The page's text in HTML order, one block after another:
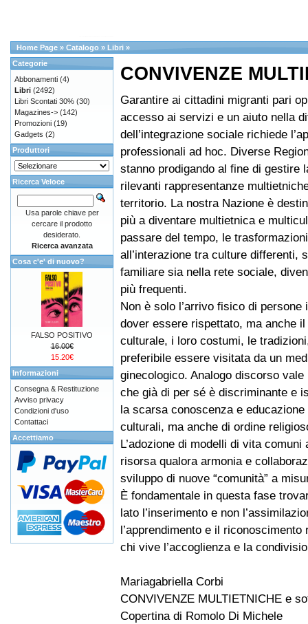
Home Page » Catalogo » Libri »
CONVIVENZE
Garantire ai cittadini migranti pari
accesso ai servizi e un aiuto nella
dell’integrazione sociale richiede
professionali ad hoc. Diverse
stanno prodigando al fine di gestire
rilevanti rappresentanze
territorio. La nostra Nazione è
più a diventare multietnica e
passare del tempo, le
all’interazione tra culture differenti,
familiare sia nella rete sociale,
più frequenti.
Non è solo l’arrivo fisico di persone
dover essere rispettato, ma anche
culturale, i loro costumi, le
preferibile essere visitata da un
ginecologico. Analogo discorso
che già di per sé è discriminante e
la scarsa conoscenza e
culturali, ma anche di ordine
L’adozione di modelli di vita
risorsa qualora armonia e
sviluppo di nuove “comunità” a
È fondamentale in questa fase
lato l’inserimento e non
l’apprendimento e il
chi vive l’accoglienza e la
Mariagabriella Corbi
CONVIVENZE MULTIETNICHE e
Copertina di Romolo Di Michele
Categorie
Abbonamenti (4)
Libri (2492)
Libri Scontati 30% (30)
Magazines-> (142)
Promozioni (19)
Gadgets (2)
Produttori
Ricerca Veloce
Usa parole chiave per
cercare il prodotto
desiderato.
Ricerca avanzata
Cosa c'e' di nuovo?
FALSO POSITIVO
16.00€
15.20€
Informazioni
Consegna & Restituzione
Avviso privacy
Condizioni d'uso
Contattaci
Accettiamo